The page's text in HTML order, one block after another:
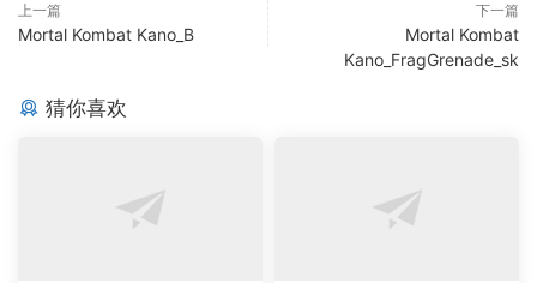
上一篇
Mortal Kombat Kano_B
下一篇
Mortal Kombat
Kano_FragGrenade_sk
猜你喜欢